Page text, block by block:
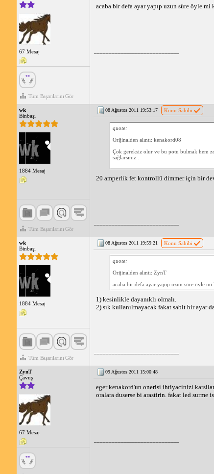
67 Mesaj
Tüm Başarılarını Gör
acaba bir defa ayar yapıp uzun süre öyle mi
wk
Binbaşı
1884 Mesaj
Tüm Başarılarını Gör
08 Ağustos 2011 19:53:17 Konu Sahibi
quote:
Orijinalden alıntı: kenakord08
Çok gereksiz olur ve bu potu bulmak hem
sağlarsınız..
20 amperlik fet kontrollü dimmer için bir
wk
Binbaşı
1884 Mesaj
Tüm Başarılarını Gör
08 Ağustos 2011 19:59:21 Konu Sahibi
quote:
Orijinalden alıntı: ZynT
acaba bir defa ayar yapıp uzun süre öyle mi
1) kesinlikle dayanıklı olmalı.
2) sık kullanılmayacak fakat sabit bir ayar
ZynT
Çavuş
67 Mesaj
09 Ağustos 2011 15:00:48
eger kenakord'un onerisi ihtiyacinizi
oralara duserse bi arastirin. fakat led